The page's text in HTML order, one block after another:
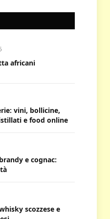
africani
vini, bollicine,
e food online
e cognac:
scozzese e